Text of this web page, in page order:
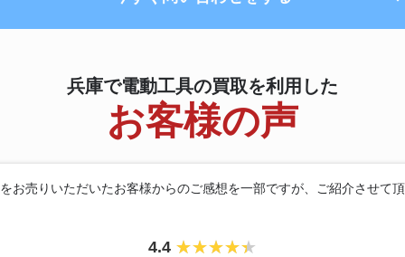
兵庫で電動工具の買取を利用した
お客様の声
お売りいただいたお客様からのご感想を一部ですが、ご紹介させて
4.4